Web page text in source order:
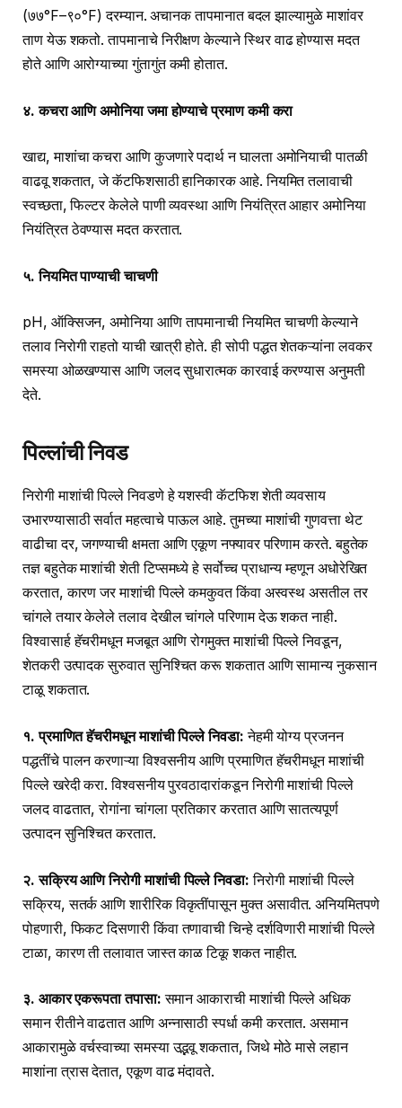
(७७°F–९०°F) दरम्यान. अचानक तापमानात बदल झाल्यामुळे माशांवर
ताण येऊ शकतो. तापमानाचे निरीक्षण केल्याने स्थिर वाढ होण्यास मदत
होते आणि आरोग्याच्या गुंतागुंत कमी होतात.
४. कचरा आणि अमोनिया जमा होण्याचे प्रमाण कमी करा
खाद्य, माशांचा कचरा आणि कुजणारे पदार्थ न घालता अमोनियाची पातळी
वाढवू शकतात, जे कॅटफिशसाठी हानिकारक आहे. नियमित तलावाची
स्वच्छता, फिल्टर केलेले पाणी व्यवस्था आणि नियंत्रित आहार अमोनिया
नियंत्रित ठेवण्यास मदत करतात.
५. नियमित पाण्याची चाचणी
pH, ऑक्सिजन, अमोनिया आणि तापमानाची नियमित चाचणी केल्याने
तलाव निरोगी राहतो याची खात्री होते. ही सोपी पद्धत शेतकऱ्यांना लवकर
समस्या ओळखण्यास आणि जलद सुधारात्मक कारवाई करण्यास अनुमती
देते.
पिल्लांची निवड
निरोगी माशांची पिल्ले निवडणे हे यशस्वी कॅटफिश शेती व्यवसाय
उभारण्यासाठी सर्वात महत्वाचे पाऊल आहे. तुमच्या माशांची गुणवत्ता थेट
वाढीचा दर, जगण्याची क्षमता आणि एकूण नफ्यावर परिणाम करते. बहुतेक
तज्ञ बहुतेक माशांची शेती टिप्समध्ये हे सर्वोच्च प्राधान्य म्हणून अधोरेखित
करतात, कारण जर माशांची पिल्ले कमकुवत किंवा अस्वस्थ असतील तर
चांगले तयार केलेले तलाव देखील चांगले परिणाम देऊ शकत नाही.
विश्वासार्ह हॅचरीमधून मजबूत आणि रोगमुक्त माशांची पिल्ले निवडून,
शेतकरी उत्पादक सुरुवात सुनिश्चित करू शकतात आणि सामान्य नुकसान
टाळू शकतात.
१. प्रमाणित हॅचरीमधून माशांची पिल्ले निवडा:नेहमी योग्य प्रजनन
पद्धतींचे पालन करणाऱ्या विश्वसनीय आणि प्रमाणित हॅचरीमधून माशांची
पिल्ले खरेदी करा. विश्वसनीय पुरवठादारांकडून निरोगी माशांची पिल्ले
जलद वाढतात, रोगांना चांगला प्रतिकार करतात आणि सातत्यपूर्ण
उत्पादन सुनिश्चित करतात.
२. सक्रिय आणि निरोगी माशांची पिल्ले निवडा: निरोगी माशांची पिल्ले
सक्रिय, सतर्क आणि शारीरिक विकृतींपासून मुक्त असावीत. अनियमितपणे
पोहणारी, फिकट दिसणारी किंवा तणावाची चिन्हे दर्शविणारी माशांची पिल्ले
टाळा, कारण ती तलावात जास्त काळ टिकू शकत नाहीत.
३. आकार एकरूपता तपासा:समान आकाराची माशांची पिल्ले अधिक
समान रीतीने वाढतात आणि अन्नासाठी स्पर्धा कमी करतात. असमान
आकारामुळे वर्चस्वाच्या समस्या उद्भवू शकतात, जिथे मोठे मासे लहान
माशांना त्रास देतात, एकूण वाढ मंदावते.